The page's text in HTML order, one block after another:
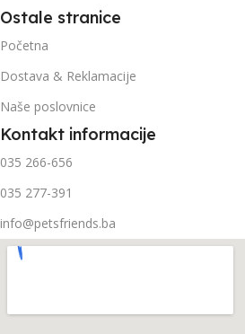
Ostale stranice
Početna
Dostava & Reklamacije
Naše poslovnice
Kontakt informacije
035 266-656
035 277-391
info@petsfriends.ba